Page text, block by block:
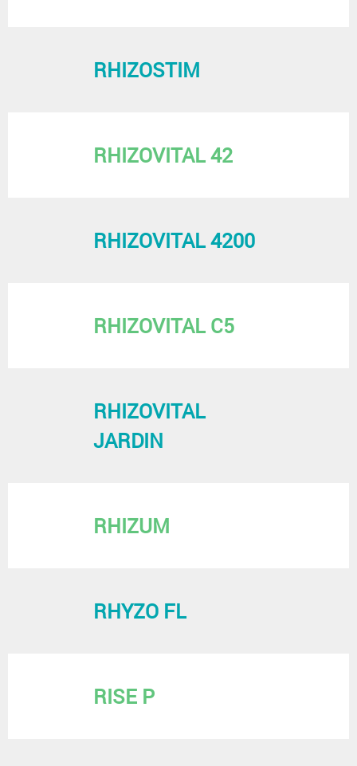
RHIZOSTIM
RHIZOVITAL 42
RHIZOVITAL 4200
RHIZOVITAL C5
RHIZOVITAL
JARDIN
RHIZUM
RHYZO FL
RISE P